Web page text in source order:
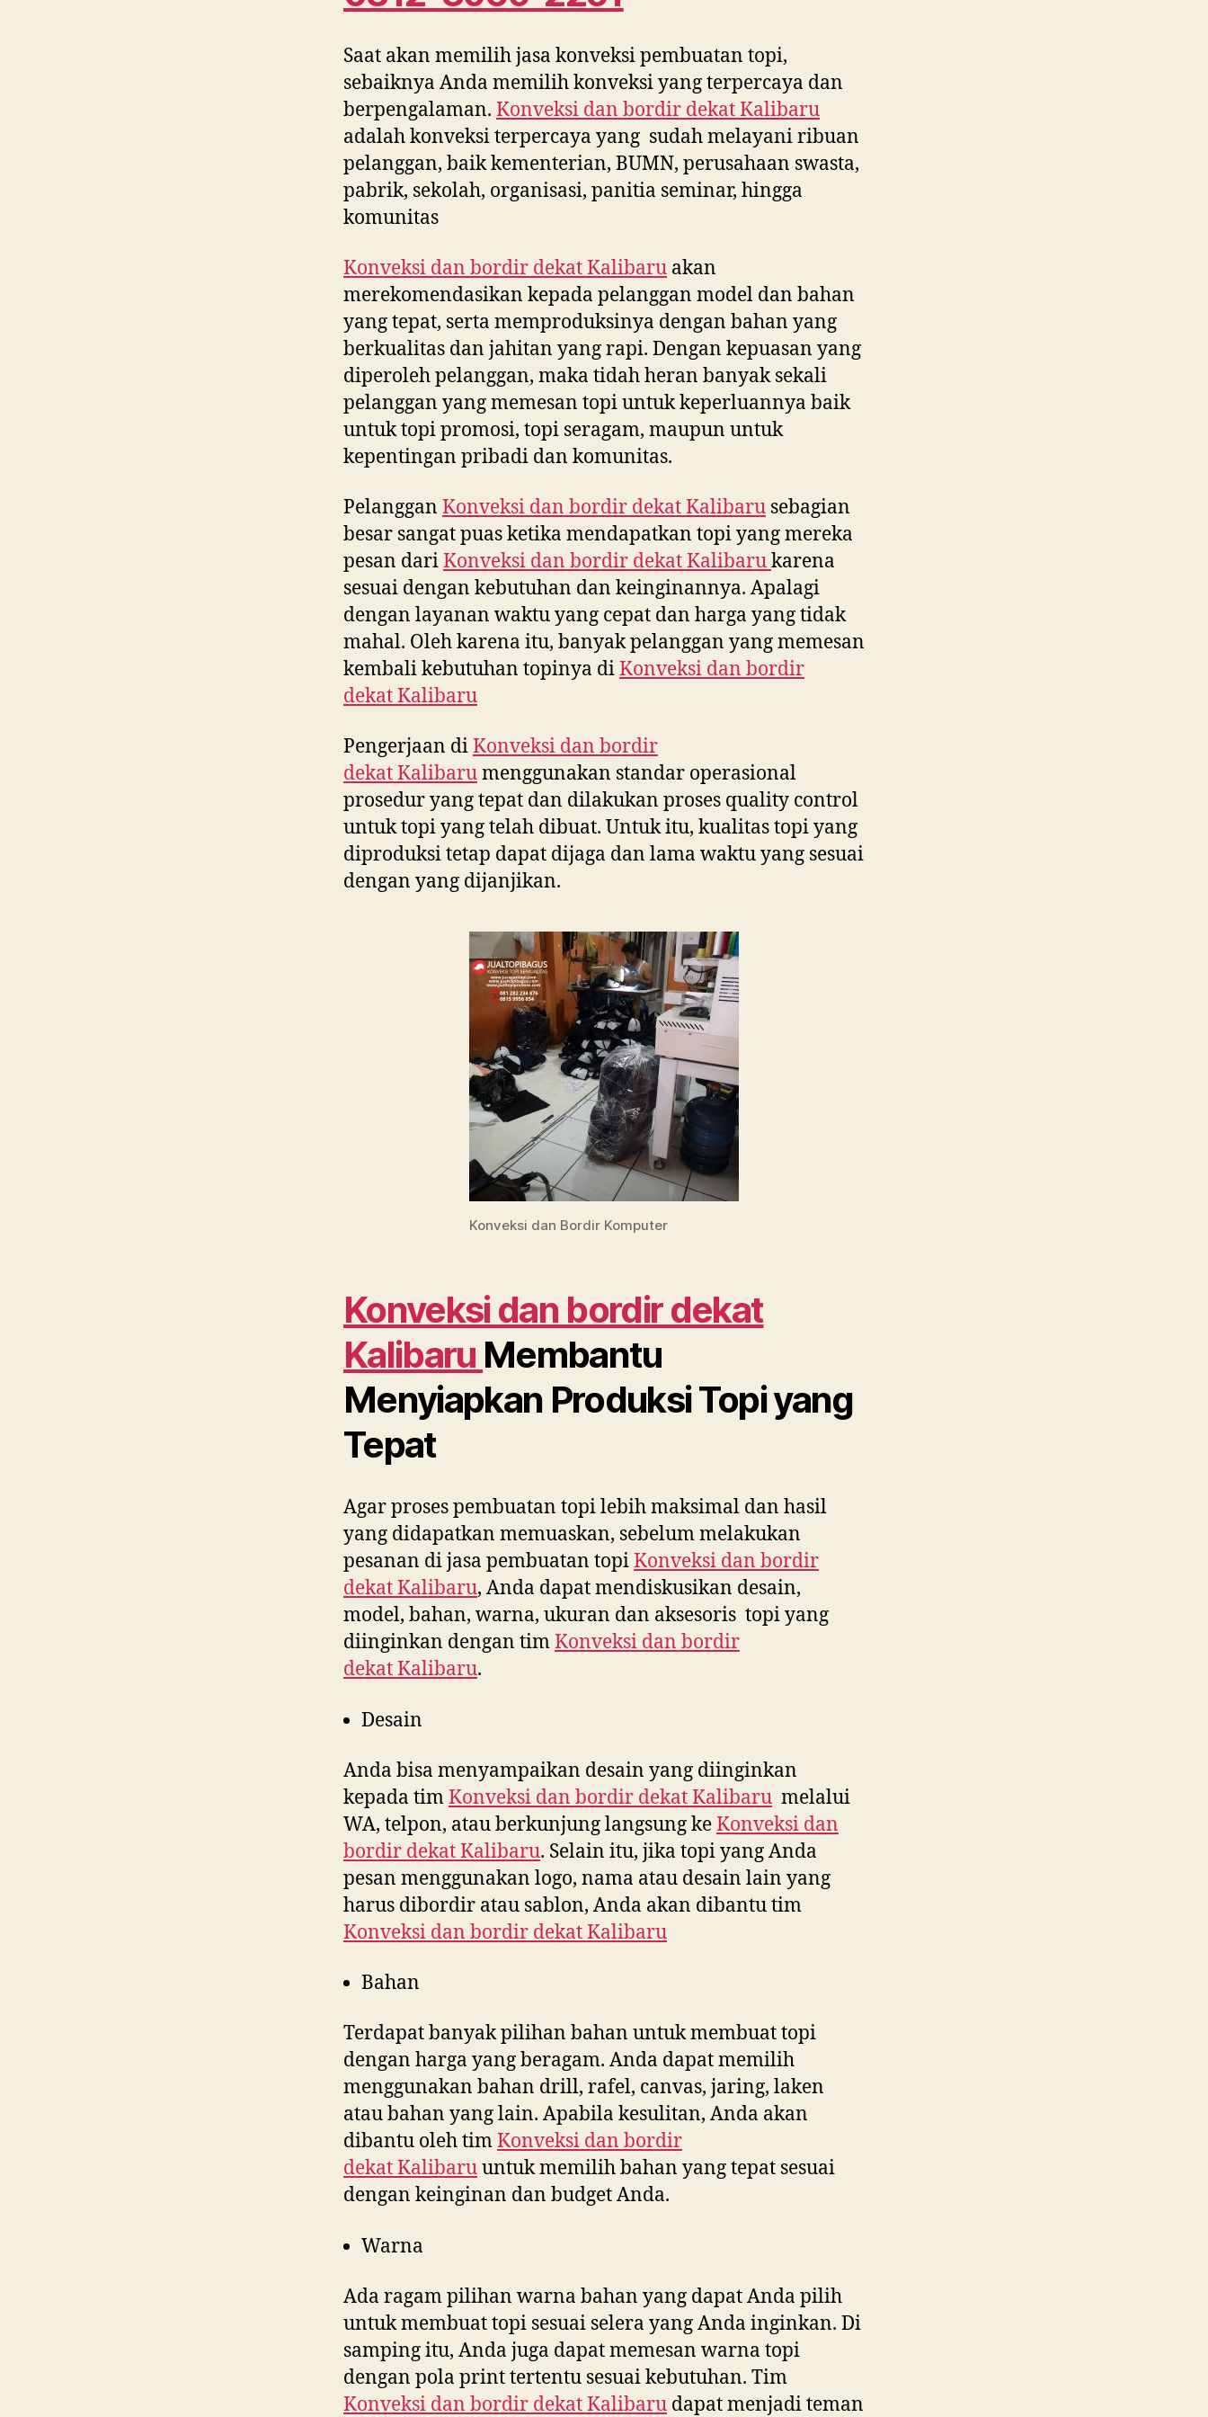
Saat akan memilih jasa konveksi pembuatan topi,
sebaiknya Anda memilih konveksi yang terpercaya dan
berpengalaman. Konveksi dan bordir dekatKalibaru
adalah konveksi terpercaya yang sudah melayani ribuan
pelanggan, baik kementerian, BUMN, perusahaan swasta,
pabrik, sekolah, organisasi, panitia seminar, hingga
komunitas
Konveksi dan bordir dekatKalibaru akan
merekomendasikan kepada pelanggan model dan bahan
yang tepat, serta memproduksinya dengan bahan yang
berkualitas dan jahitan yang rapi. Dengan kepuasan yang
diperoleh pelanggan, maka tidah heran banyak sekali
pelanggan yang memesan topi untuk keperluannya baik
untuk topi promosi, topi seragam, maupun untuk
kepentingan pribadi dan komunitas.
Pelanggan Konveksi dan bordir dekatKalibaru sebagian
besar sangat puas ketika mendapatkan topi yang mereka
pesan dariKonveksi dan bordir dekatKalibarukarena
sesuai dengan kebutuhan dan keinginannya. Apalagi
dengan layanan waktu yang cepat dan harga yang tidak
mahal. Oleh karena itu, banyak pelanggan yang memesan
kembali kebutuhan topinya diKonveksi dan bordir
dekatKalibaru
Pengerjaan diKonveksi dan bordir
dekatKalibarumenggunakan standar operasional
prosedur yang tepat dan dilakukan proses quality control
untuk topi yang telah dibuat. Untuk itu, kualitas topi yang
diproduksi tetap dapat dijaga dan lama waktu yang sesuai
dengan yang dijanjikan.
Konveksi dan Bordir Komputer
Konveksi dan bordir dekat
Kalibaru Membantu
Menyiapkan Produksi Topi yang
Tepat
Agar proses pembuatan topi lebih maksimal dan hasil
yang didapatkan memuaskan, sebelum melakukan
pesanan di jasa pembuatan topiKonveksi dan bordir
dekatKalibaru, Anda dapat mendiskusikan desain,
model, bahan, warna, ukuran dan aksesoris topi yang
diinginkan dengan timKonveksi dan bordir
dekatKalibaru.
Desain
Anda bisa menyampaikan desain yang diinginkan
kepada timKonveksi dan bordir dekatKalibaru melalui
WA, telpon, atau berkunjung langsung keKonveksi dan
bordir dekatKalibaru. Selain itu, jika topi yang Anda
pesan menggunakan logo, nama atau desain lain yang
harus dibordir atau sablon, Anda akan dibantu tim
Konveksi dan bordir dekatKalibaru
Bahan
Terdapat banyak pilihan bahan untuk membuat topi
dengan harga yang beragam. Anda dapat memilih
menggunakan bahan drill, rafel, canvas, jaring, laken
atau bahan yang lain. Apabila kesulitan, Anda akan
dibantu oleh timKonveksi dan bordir
dekatKalibaruuntuk memilih bahan yang tepat sesuai
dengan keinginan dan budget Anda.
Warna
Ada ragam pilihan warna bahan yang dapat Anda pilih
untuk membuat topi sesuai selera yang Anda inginkan. Di
samping itu, Anda juga dapat memesan warna topi
dengan pola print tertentu sesuai kebutuhan. Tim
Konveksi dan bordir dekatKalibaru dapat menjadi teman